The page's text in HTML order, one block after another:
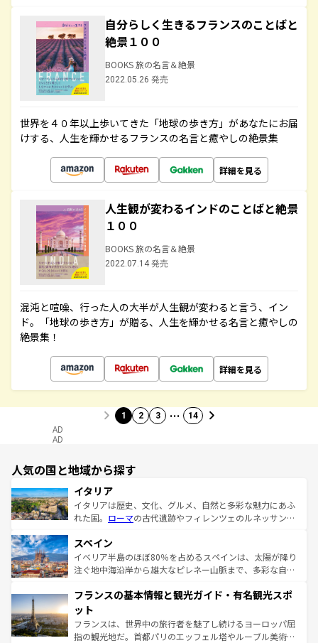
自分らしく生きるフランスのことばと
絶景１００
BOOKS 旅の名言＆絶景
2022.05.26 発売
世界を４０年以上歩いてきた「地球の歩き方」があなたにお届
けする、人生を輝かせるフランスの名言と癒やしの絶景集
詳細を見る
人生観が変わるインドのことばと絶景
１００
BOOKS 旅の名言＆絶景
2022.07.14 発売
混沌と喧噪、行った人の大半が人生観が変わると言う、イン
ド。「地球の歩き方」が贈る、人生を輝かせる名言と癒やしの
絶景集！
詳細を見る
1 2 3 … 14
AD
AD
人気の国と地域から探す
イタリア
イタリアは歴史、文化、グルメ、自然と多彩な魅力にあふ
れた国。 ローマの古代遺跡やフィレンツェのルネッサンス
ろん、トスカーナの美しい田園風景やアマルフィ海岸の絶
景など、自然景観も見逃せない。観光の合間には、本場の
ピザやパスタなど、絶品のイタリア料理を堪能することも
ませてくれるイタリアで、忘れられない旅をしてみよう！
なお、新着のイタリア情報は
しい。
スペイン
イベリア半島のほぼ80％を占めるスペインは、太陽が降り
注ぐ地中海沿岸から雄大なピレネー山脈まで、多彩な自然
文化が根付くこの国では、情熱的なフラメンコ、熱気あふ
れる闘牛、そして美味しいタパスが生活の一部となってい
る。首都マドリードの洗練された雰囲気や、バルセロナの
アートに溢れた街角から、地方では古代ローマ遺跡や中世
フランスの基本情報と観光ガイド・有名観光スポ
ット
フランスは、世界中の旅行者を魅了し続けるヨーロッパ屈
指の観光地だ。首都パリのエッフェル塔やルーブル美術館